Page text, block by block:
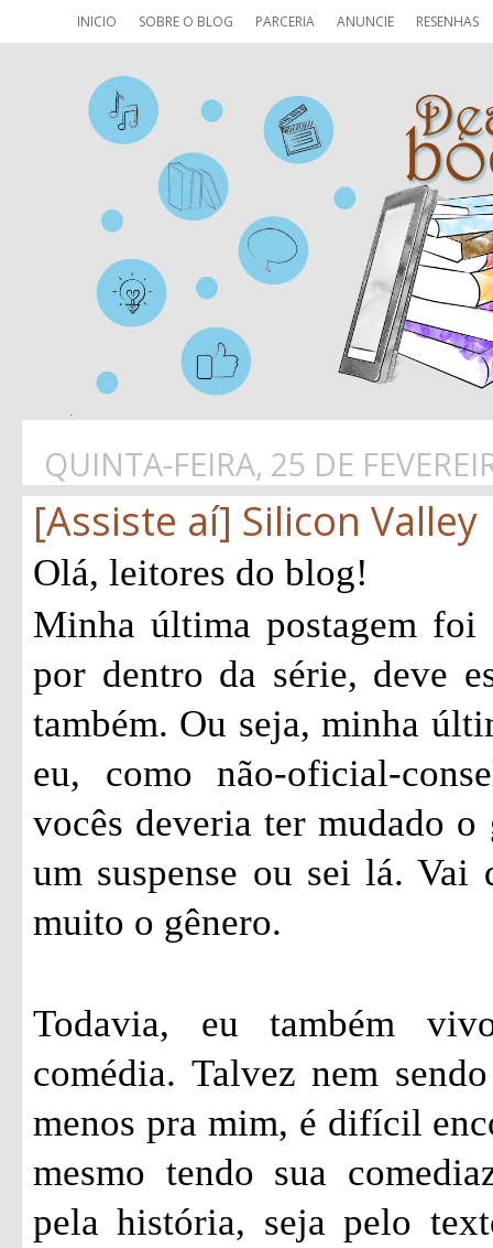
INICIO SOBRE O BLOG PARCERIA ANUNCIE RESENHAS
QUINTA-FEIRA, 25 DE
[Assiste aí] Silicon Valley
Olá, leitores do blog!
Minha última postagem
por dentro da série, deve
também. Ou seja, minha
eu, como não-oficial-
vocês deveria ter mudado o
um suspense ou sei lá. Vai
muito o gênero.
Todavia, eu também
comédia. Talvez nem
menos pra mim, é difícil
mesmo tendo sua
pela história, seja pelo